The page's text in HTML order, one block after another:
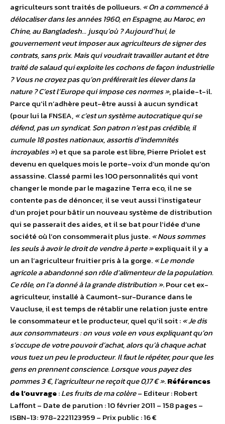
agriculteurs sont traités de pollueurs.« On a commencé à
délocaliser dans les années 1960, en Espagne, au Maroc, en
Chine, au Bangladesh… jusqu’où ? Aujourd’hui, le
gouvernement veut imposer aux agriculteurs de signer des
contrats, sans prix. Mais qui voudrait travailler autant et être
traité de salaud qui exploite les cochons de façon industrielle
? Vous ne croyez pas qu’on préférerait les élever dans la
nature ? C’est l’Europe qui impose ces normes », plaide-t-il.
Parce qu’il n’adhère peut-être aussi à aucun syndicat
(pour lui la FNSEA,« c’est un système autocratique qui se
défend, pas un syndicat. Son patron n’est pas crédible, il
cumule 18 postes nationaux, assortis d’indemnités
incroyables ») et que sa parole est libre, Pierre Priolet est
devenu en quelques mois le porte-voix d’un monde qu’on
assassine. Classé parmi les 100 personnalités qui vont
changer le monde par le magazine Terra eco, il ne se
contente pas de dénoncer, il se veut aussi l’instigateur
d’un projet pour bâtir un nouveau système de distribution
qui se passerait des aides, et il se bat pour l’idée d’une
société où l’on consommerait plus juste.« Nous sommes
les seuls à avoir le droit de vendre à perte »expliquait il y a
un an l’agriculteur fruitier pris à la gorge.« Le monde
agricole a abandonné son rôle d’alimenteur de la population.
Ce rôle, on l’a donné à la grande distribution ». Pour cet ex-
agriculteur, installé à Caumont-sur-Durance dans le
Vaucluse, il est temps de rétablir une relation juste entre
le consommateur et le producteur, quel qu’il soit :« Je dis
aux consommateurs : on vous vole en vous expliquant qu’on
s’occupe de votre pouvoir d’achat, alors qu’à chaque achat
vous tuez un peu le producteur. Il faut le répéter, pour que les
gens en prennent conscience. Lorsque vous payez des
pommes 3 €, l’agriculteur ne reçoit que 0,17 € ».Références
de l’ouvrage:Les fruits de ma colère– Editeur : Robert
Laffont – Date de parution : 10 février 2011 – 158 pages –
ISBN-13: 978-2221123959 – Prix public : 16 €